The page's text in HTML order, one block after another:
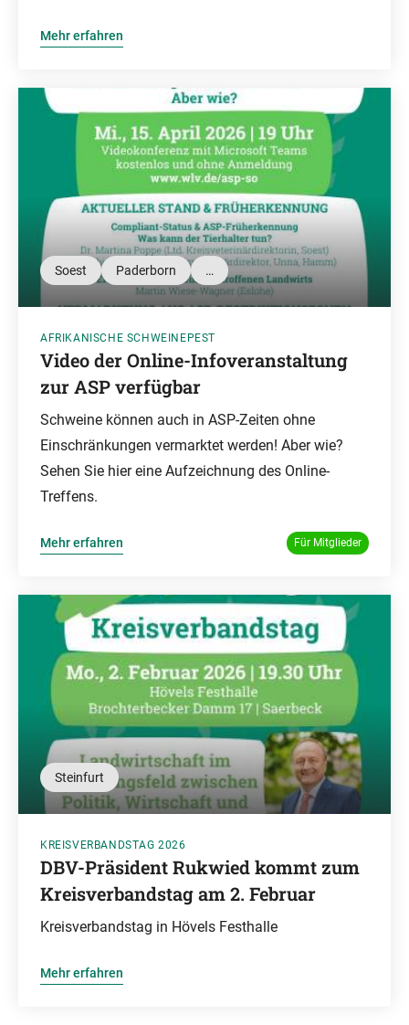
Mehr erfahren
Soest Paderborn …
AFRIKANISCHE SCHWEINEPEST
Video der Online-Infoveranstaltung
zur ASP verfügbar
Schweine können auch in ASP-Zeiten ohne
Einschränkungen vermarktet werden! Aber wie?
Sehen Sie hier eine Aufzeichnung des Online-
Treffens.
Mehr erfahren Für Mitglieder
Steinfurt
KREISVERBANDSTAG 2026
DBV-Präsident Rukwied kommt zum
Kreisverbandstag am 2. Februar
Kreisverbandstag in Hövels Festhalle
Mehr erfahren